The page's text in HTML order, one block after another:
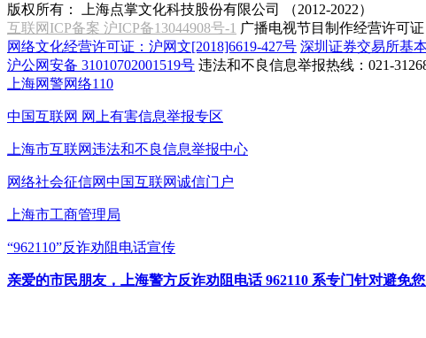
版权所有：
上海点掌文化科技股份有限公司 （2012-2022）
互联网ICP备案 沪ICP备13044908号-1 广播电视节目制作经营许可
网络文化经营许可证：沪网文[2018]6619-427号 深圳证券交易所基
沪公网安备 31010702001519号 违法和不良信息举报热线：021-
上海网警网络110
中国互联网 网上有害信息举报专区
上海市互联网违法和不良信息举报中心
网络社会征信网中国互联网诚信门户
上海市工商管理局
“962110”反诈劝阻电话宣传
亲爱的市民朋友，上海警方反诈劝阻电话 962110 系专门针对避免